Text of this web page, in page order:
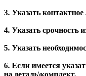
3. Указать
4. Указать срочность
5. Указать
6. Если имеется